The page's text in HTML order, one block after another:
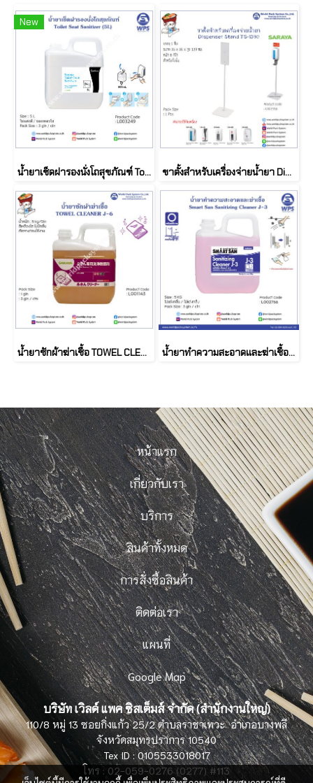
New
น้ำยาเช็ดฝารองนั่งโถสุขภัณฑ์ Toilet Seat Sanitizer 5L ขาตั้งสำหรับเครื่องจ่ายน้ำยา Dispenser Stand TS-1390
น้ำยาซักผ้าฆ่าเชื้อ TOWEL CLEANER J-6 (5 KG) น้ำยาทำความสะอาดและฆ่าเชื้อ Smart San Sanitizing Cleaner J-3
หน้าแรก
เกี่ยวกับเรา
บริการ
สินค้าทั้งหมด
การสั่งซื้อสินค้า
ติดต่อเรา
แผนที่
Google Map
บริษัท เวิลด์ แพค ซิสเต็มส์ จำกัด (สำนักงานใหญ่)
110/8 หมู่ 13 ซอยกิ่งแก้ว 25/2 ตำบลราชาเทวะ อำเภอบางพลี
จังหวัดสมุทรปราการ 10540
Tex ID : 0105533018017
โทร : 02-059-0276 (0277) #113